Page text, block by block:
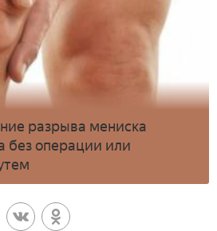
разрыва мениска
без операции или